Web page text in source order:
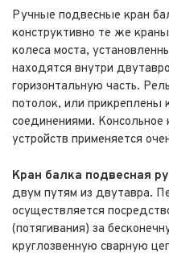
Ручные подвесные кран
конструктивно те же
колеса моста,
находятся внутри
горизонтальную часть.
потолок, или прикреплены
соединениями.
устройств применяется
Кран балка подвесная
двум путям из двутавра.
осуществляется
(потягивания) за
круглозвенную сварную